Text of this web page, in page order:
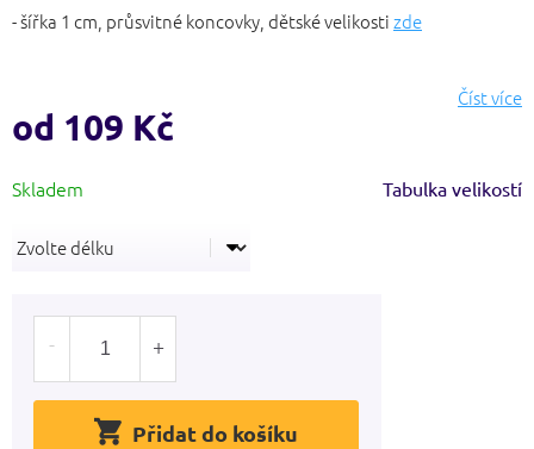
hvězdiček.
- šířka 1 cm, průsvitné koncovky, dětské velikostizde
Číst více
od 109 Kč
cena:
Tabulka velikostí
Přidat do košíku